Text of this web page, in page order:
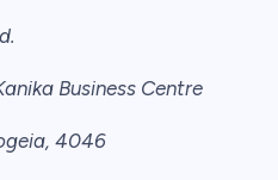
Business Centre
4046